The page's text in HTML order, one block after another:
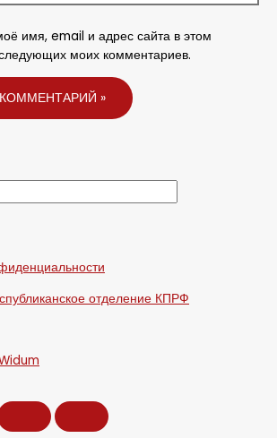
имя, email и адрес сайта в этом
моих комментариев.
отделение КПРФ